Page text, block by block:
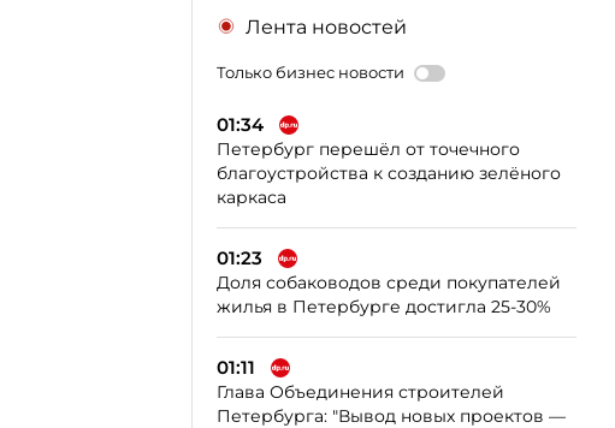
Лента новостей
Только бизнес новости
01:34
Петербург перешёл от точечного
благоустройства к созданию зелёного
каркаса
01:23
Доля собаководов среди покупателей
жилья в Петербурге достигла 25-30%
01:11
Глава Объединения строителей
Петербурга: "Вывод новых проектов —